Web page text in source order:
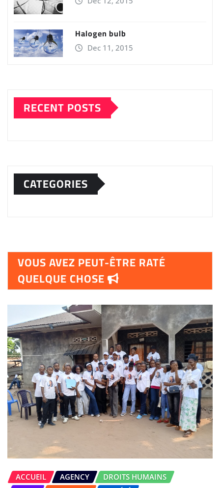
Halogen bulb
Dec 11, 2015
RECENT POSTS
CATEGORIES
VOUS AVEZ PEUT-ÊTRE RATÉ
QUELQUE CHOSE
ACCUEIL AGENCY
DROITS HUMAINS